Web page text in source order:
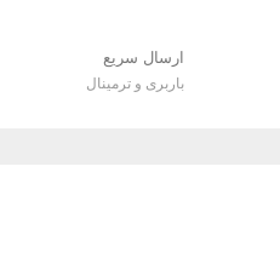
ارسال سریع
باربری و ترمینال